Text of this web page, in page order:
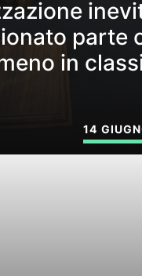
parte
in
14